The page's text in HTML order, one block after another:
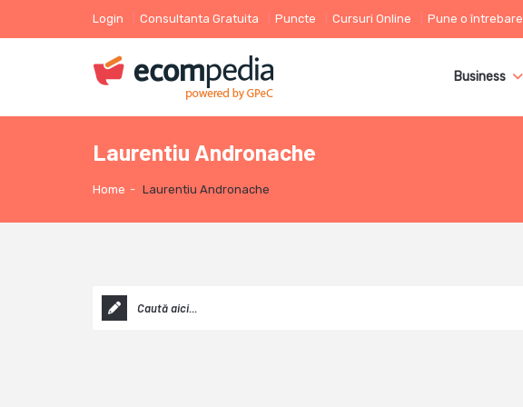
Login Consultanta Gratuita Puncte Cursuri Online Pune o întrebare
Business
Laurentiu Andronache
Home - Laurentiu Andronache